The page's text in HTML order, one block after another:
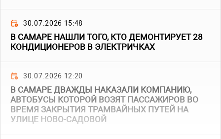
30.07.2026 15:48
В САМАРЕ НАШЛИ ТОГО, КТО ДЕМОНТИРУЕТ 28
КОНДИЦИОНЕРОВ В ЭЛЕКТРИЧКАХ
30.07.2026 12:20
В САМАРЕ ДВАЖДЫ НАКАЗАЛИ КОМПАНИЮ,
АВТОБУСЫ КОТОРОЙ ВОЗЯТ ПАССАЖИРОВ ВО
ВРЕМЯ ЗАКРЫТИЯ ТРАМВАЙНЫХ ПУТЕЙ НА
УЛИЦЕ НОВО-САДОВОЙ